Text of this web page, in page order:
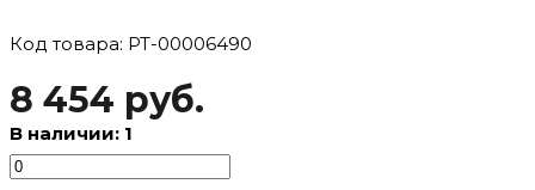
Код товара: РТ-00006490
8 454 руб.
В наличии: 1